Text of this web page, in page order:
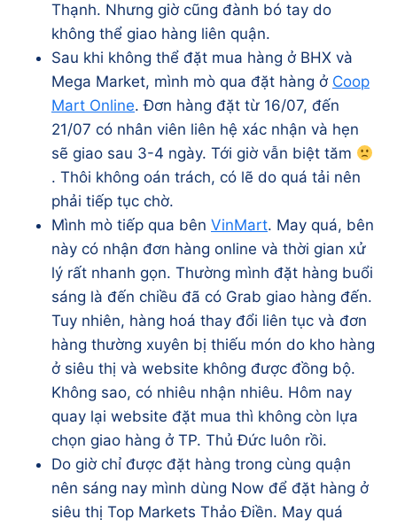
Thạnh. Nhưng giờ cũng đành bó tay do
không thể giao hàng liên quận.
Sau khi không thể đặt mua hàng ở BHX và
Mega Market, mình mò qua đặt hàng ở Coop
Mart Online. Đơn hàng đặt từ 16/07, đến
21/07 có nhân viên liên hệ xác nhận và hẹn
sẽ giao sau 3-4 ngày. Tới giờ vẫn biệt tăm
. Thôi không oán trách, có lẽ do quá tải nên
phải tiếp tục chờ.
Mình mò tiếp qua bên VinMart. May quá, bên
này có nhận đơn hàng online và thời gian xử
lý rất nhanh gọn. Thường mình đặt hàng buổi
sáng là đến chiều đã có Grab giao hàng đến.
Tuy nhiên, hàng hoá thay đổi liên tục và đơn
hàng thường xuyên bị thiếu món do kho hàng
ở siêu thị và website không được đồng bộ.
Không sao, có nhiêu nhận nhiêu. Hôm nay
quay lại website đặt mua thì không còn lựa
chọn giao hàng ở TP. Thủ Đức luôn rồi.
Do giờ chỉ được đặt hàng trong cùng quận
nên sáng nay mình dùng Now để đặt hàng ở
siêu thị Top Markets Thảo Điền. May quá